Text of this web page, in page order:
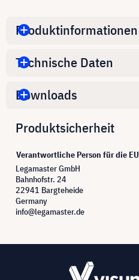
Produktinformationen
Technische Daten
Downloads
Produktsicherheit
Verantwortliche Person für die EU
Legamaster GmbH
Bahnhofstr. 24
22941 Bargteheide
Germany
info@legamaster.de